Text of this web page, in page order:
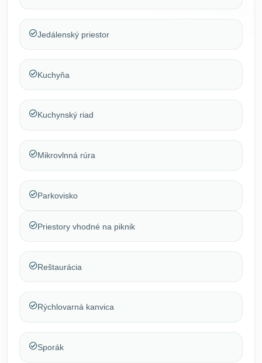
Jedálenský priestor
Kuchyňa
Kuchynský riad
Mikrovlnná rúra
Parkovisko
Priestory vhodné na piknik
Reštaurácia
Rýchlovarná kanvica
Sporák